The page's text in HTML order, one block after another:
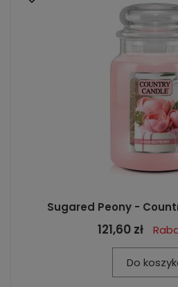
Sugared Peony -
121,60 zł
Do